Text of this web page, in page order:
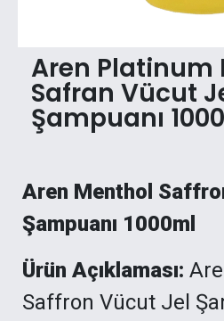
Aren Platinum
Safran Vücut
Şampuanı
Aren Menthol
Şampuanı 1000ml
Ürün Açıklaması:
Saffron Vücut Jel